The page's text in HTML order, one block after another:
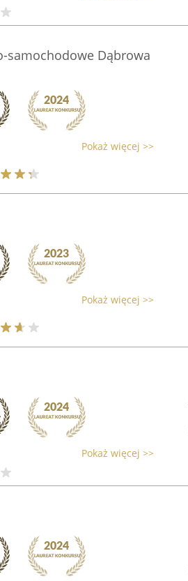
samochodowe Dąbrowa
Pokaż więcej >>
Pokaż więcej >>
Pokaż więcej >>